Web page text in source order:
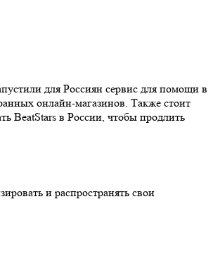
для Россиян сервис для помощи в
онлайн-магазинов. Также стоит
BeatStars в России, чтобы продлить
и распространять свои